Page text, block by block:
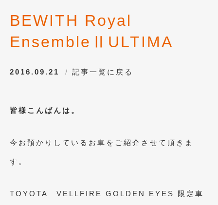
BEWITH Royal
EnsembleⅡULTIMA
2016.09.21 記事一覧に戻る
皆様こんばんは。
今お預かりしているお車をご紹介させて頂きま
す。
TOYOTA VELLFIRE GOLDEN EYES 限定車